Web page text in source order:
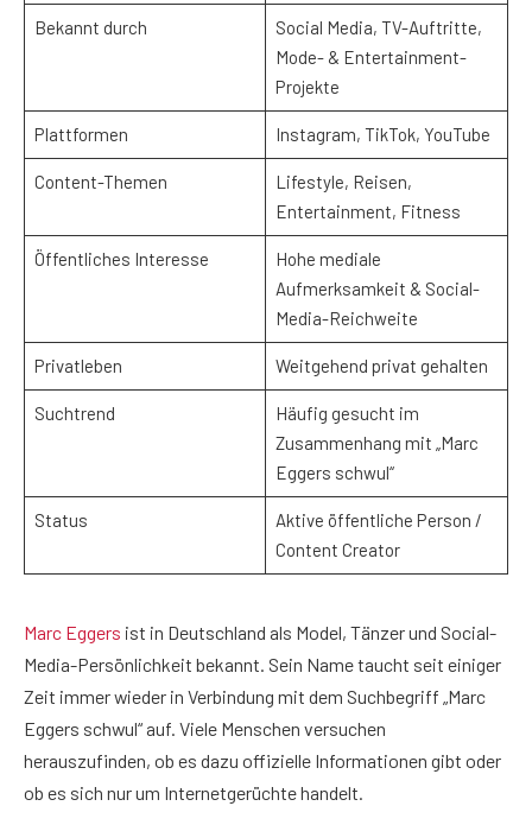
Bekannt durch
Social Media, TV-Auftritte,
Mode- & Entertainment-
Projekte
Plattformen Instagram, TikTok, YouTube
Content-Themen
Lifestyle, Reisen,
Entertainment, Fitness
Öffentliches Interesse
Hohe mediale
Aufmerksamkeit & Social-
Media-Reichweite
Privatleben Weitgehend privat gehalten
Suchtrend
Häufig gesucht im
Zusammenhang mit „Marc
Eggers schwul“
Status
Aktive öffentliche Person /
Content Creator
Marc Eggers ist in Deutschland als Model, Tänzer und Social-
Media-Persönlichkeit bekannt. Sein Name taucht seit einiger
Zeit immer wieder in Verbindung mit dem Suchbegriff „Marc
Eggers schwul“ auf. Viele Menschen versuchen
herauszufinden, ob es dazu offizielle Informationen gibt oder
ob es sich nur um Internetgerüchte handelt.